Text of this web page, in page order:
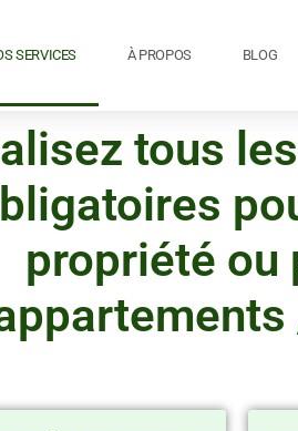
SERVICES À PROPOS BLOG
tous
propriété ou